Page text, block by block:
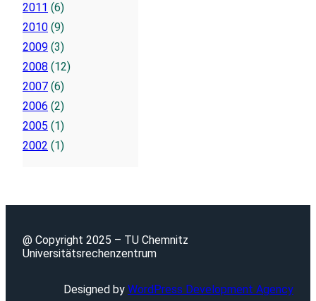
2011 (6)
2010 (9)
2009 (3)
2008 (12)
2007 (6)
2006 (2)
2005 (1)
2002 (1)
@ Copyright 2025 – TU Chemnitz
Universitätsrechenzentrum
Designed by WordPress Development Agency